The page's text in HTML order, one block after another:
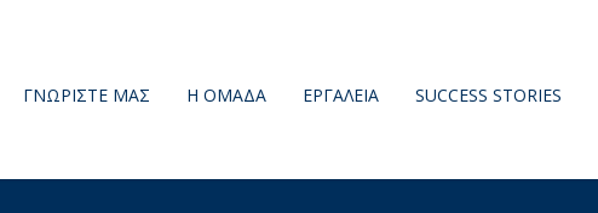
ΓΝΩΡΊΣΤΕ ΜΑΣ Η ΟΜΆΔΑ ΕΡΓΑΛΕΊΑ SUCCESS STORIES